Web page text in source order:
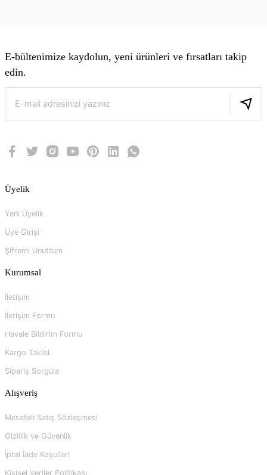
E-bültenimize kaydolun, yeni ürünleri ve fırsatları takip
edin.
Üyelik
Yeni Üyelik
Üye Girişi
Şifremi Unuttum
Kurumsal
İletişim
İletişim Formu
Havale Bildirim Formu
Kargo Takibi
Sipariş Sorgula
Alışveriş
Mesafeli Satış Sözleşmesi
Gizlilik ve Güvenlik
İptal İade Koşullari
Kişisel Veriler Politikası